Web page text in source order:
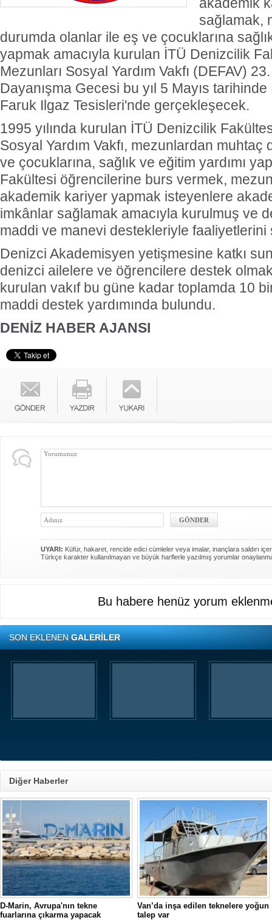
sağlamak,
durumda olanlar ile eş ve çocuklarına
yapmak amacıyla kurulan İTÜ Denizcilik
Mezunları Sosyal Yardım Vakfı (DEFAV)
Dayanışma Gecesi bu yıl 5 Mayıs
Faruk Ilgaz Tesisleri'nde gerçekleşecek.
1995 yılında kurulan İTÜ Denizcilik
Sosyal Yardım Vakfı, mezunlardan
ve çocuklarına, sağlık ve eğitim yardımı
Fakültesi öğrencilerine burs vermek,
akademik kariyer yapmak isteyenlere
imkânlar sağlamak amacıyla kurulmuş ve
maddi ve manevi destekleriyle faaliyetlerini
Denizci Akademisyen yetişmesine katkı
denizci ailelere ve öğrencilere destek
kurulan vakıf bu güne kadar toplamda 10
maddi destek yardımında bulundu.
DENİZ HABER AJANSI
UYARI: Küfür, hakaret, rencide edici cümleler veya imalar, inançlara saldırı
Türkçe karakter kullanılmayan ve büyük harflerle yazılmış yorumlar
Bu habere henüz yorum
SON EKLENENGALERİLER
Diğer Haberler
D-Marin, Avrupa'nın tekne
fuarlarına çıkarma yapacak
Van’da inşa edilen teknelere yoğun
talep var